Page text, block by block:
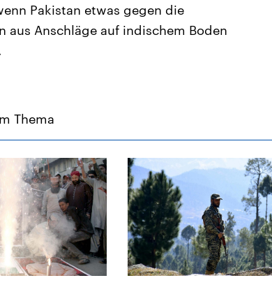
Pakistan etwas gegen die
Anschläge auf indischem Boden
Thema